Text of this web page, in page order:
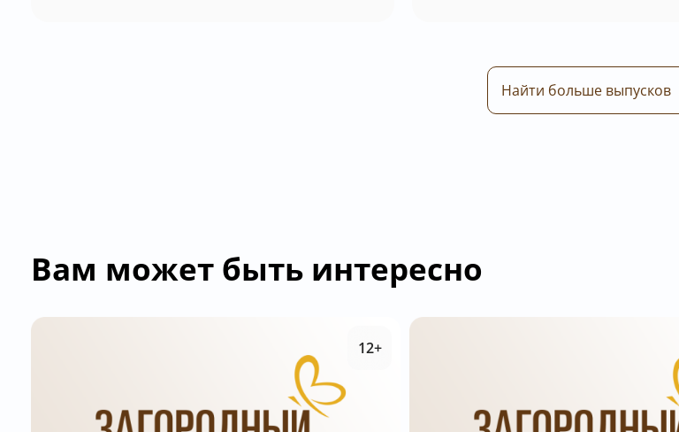
Найти больше выпусков
Вам может быть интересно
12+